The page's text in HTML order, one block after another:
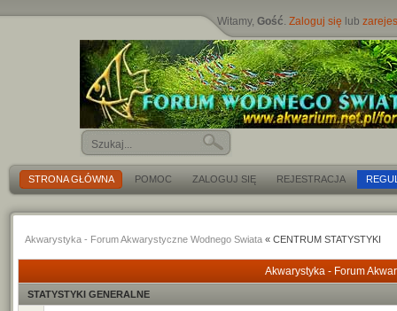
Witamy,Gość.Zaloguj się lub
STRONA GŁÓWNA POMOC ZALOGUJ SIĘ REJESTRACJA
Akwarystyka - Forum Akwarystyczne Wodnego Swiata « CENTRUM STATYSTYKI
Akwarystyka - Forum
STATYSTYKI GENERALNE